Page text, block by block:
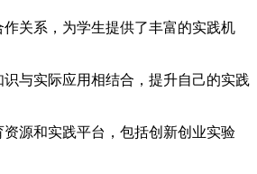
关系，为学生提供了丰富的实践机
与实际应用相结合，提升自己的实践
源和实践平台，包括创新创业实验